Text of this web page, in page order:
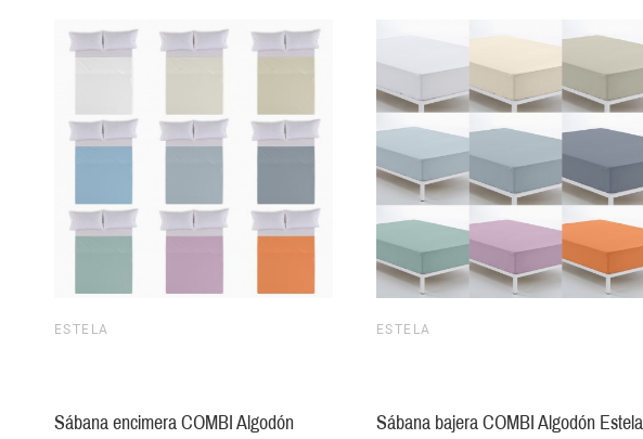
ESTELA
Sábana encimera COMBI Algodón
ESTELA
Sábana bajera COMBI Algodón Estela